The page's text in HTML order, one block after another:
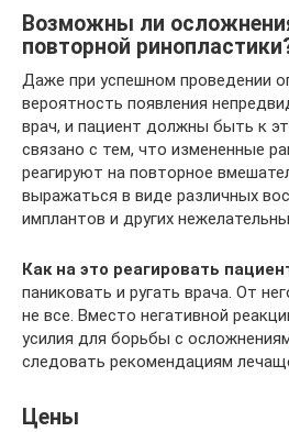
Возможны ли
повторной
Даже при успешном проведении
вероятность появления
врач, и пациент должны быть к
связано с тем, что измененные
реагируют на повторное
выражаться в виде различных
имплантов и других
Как на это реагировать
паниковать и ругать врача. От
не все. Вместо негативной
усилия для борьбы с
следовать рекомендациям
Цены